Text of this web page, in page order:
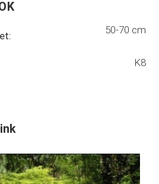
50-70 cm
K8